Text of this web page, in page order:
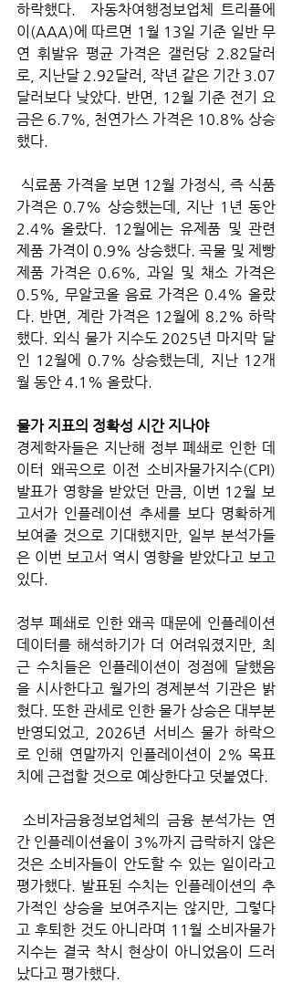
하락했다.  자동차여행정보업체 트리플에
이(AAA)에 따르면 1월 13일 기준 일반 무
연 휘발유 평균 가격은 갤런당 2.82달러
로, 지난달 2.92달러, 작년 같은 기간 3.07
달러보다 낮았다. 반면, 12월 기준 전기 요
금은 6.7%, 천연가스 가격은 10.8% 상승
했다.
가격은 0.7% 상승했는데, 지난 1년 동안
2.4% 올랐다. 12월에는 유제품 및 관련
제품 가격이 0.9% 상승했다. 곡물 및 제빵
제품 가격은 0.6%, 과일 및 채소 가격은
0.5%, 무알코올 음료 가격은 0.4% 올랐
다. 반면, 계란 가격은 12월에 8.2% 하락
했다. 외식 물가 지수도 2025년 마지막 달
인 12월에 0.7% 상승했는데, 지난 12개
월 동안 4.1% 올랐다.
물가 지표의 정확성 시간 지나야
경제학자들은 지난해 정부 폐쇄로 인한 데
이터 왜곡으로 이전 소비자물가지수(CPI)
발표가 영향을 받았던 만큼, 이번 12월 보
고서가 인플레이션 추세를 보다 명확하게
보여줄 것으로 기대했지만, 일부 분석가들
은 이번 보고서 역시 영향을 받았다고 보고
있다.
정부 폐쇄로 인한 왜곡 때문에 인플레이션
데이터를 해석하기가 더 어려워졌지만, 최
근 수치들은 인플레이션이 정점에 달했음
을 시사한다고 월가의 경제분석 기관은 밝
혔다. 또한 관세로 인한 물가 상승은 대부분
반영되었고, 2026년 서비스 물가 하락으
로 인해 연말까지 인플레이션이 2% 목표
치에 근접할 것으로 예상한다고 덧붙였다.
소비자금융정보업체의 금융 분석가는 연
간 인플레이션율이 3%까지 급락하지 않은
것은 소비자들이 안도할 수 있는 일이라고
평가했다. 발표된 수치는 인플레이션의 추
가적인 상승을 보여주지는 않지만, 그렇다
고 후퇴한 것도 아니라며 11월 소비자물가
지수는 결국 착시 현상이 아니었음이 드러
났다고 평가했다.